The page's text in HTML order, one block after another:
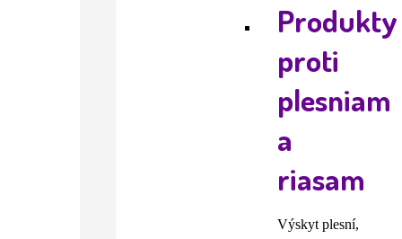
Produkty
proti
plesniam
a
riasam
Výskyt plesní,